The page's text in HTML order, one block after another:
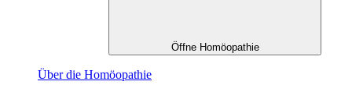
Öffne Homöopathie
Über die Homöopathie